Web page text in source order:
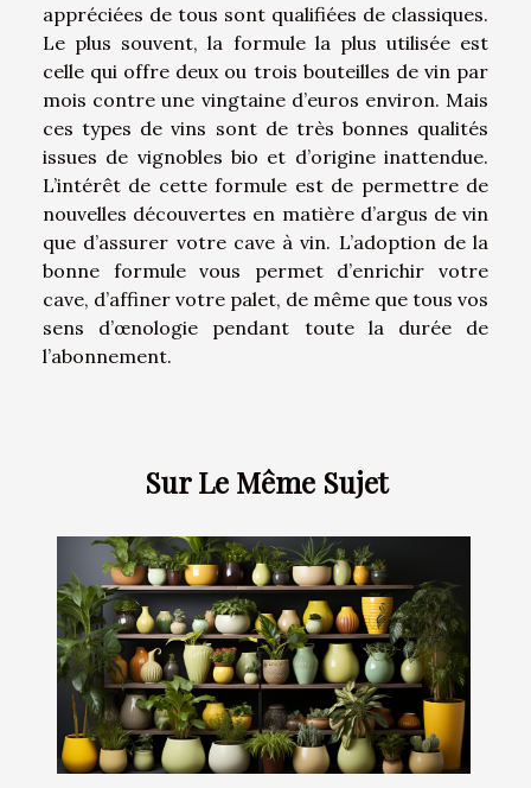
appréciées de tous sont qualifiées de classiques.
Le plus souvent, la formule la plus utilisée est
celle qui offre deux ou trois bouteilles de vin par
mois contre une vingtaine d’euros environ. Mais
ces types de vins sont de très bonnes qualités
issues de vignobles bio et d’origine inattendue.
L’intérêt de cette formule est de permettre de
nouvelles découvertes en matière d’argus de vin
que d’assurer votre cave à vin. L’adoption de la
bonne formule vous permet d’enrichir votre
cave, d’affiner votre palet, de même que tous vos
sens d’œnologie pendant toute la durée de
l’abonnement.
Sur Le Même Sujet